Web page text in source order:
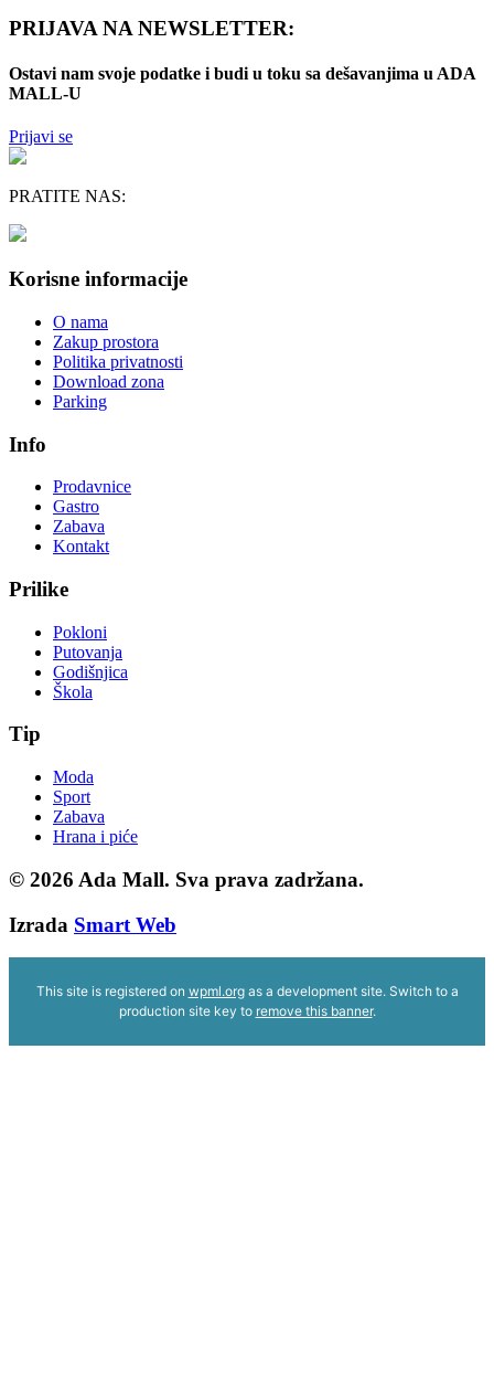
PRIJAVA NA NEWSLETTER:
Ostavi nam svoje podatke i budi u toku sa dešavanjima u ADA
MALL-U
Prijavi se
PRATITE NAS:
Korisne informacije
O nama
Zakup prostora
Politika privatnosti
Download zona
Parking
Info
Prodavnice
Gastro
Zabava
Kontakt
Prilike
Pokloni
Putovanja
Godišnjica
Škola
Tip
Moda
Sport
Zabava
Hrana i piće
© 2026 Ada Mall. Sva prava zadržana.
Izrada Smart Web
This site is registered on wpml.orgas a development site. Switch to a
production site key to remove this banner.